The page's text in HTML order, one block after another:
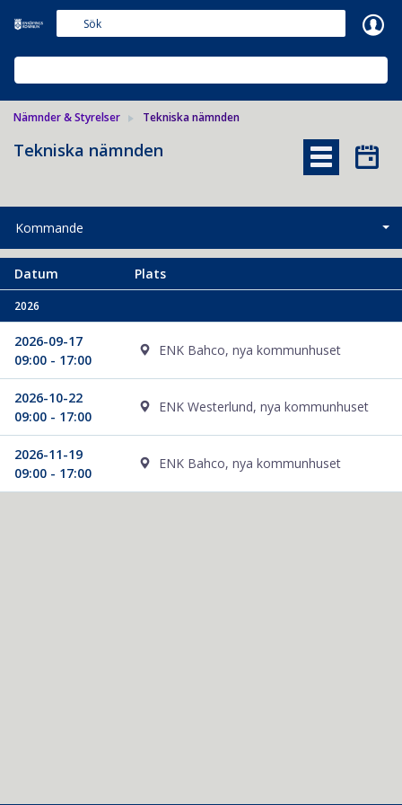
Meetings+
Nämnder & Styrelser Tekniska nämnden
Tekniska nämnden
Kommande
Datum Plats
2026
2026-09-17
09:00 - 17:00
ENK Bahco, nya kommunhuset
2026-10-22
09:00 - 17:00
ENK Westerlund, nya kommunhuset
2026-11-19
09:00 - 17:00
ENK Bahco, nya kommunhuset